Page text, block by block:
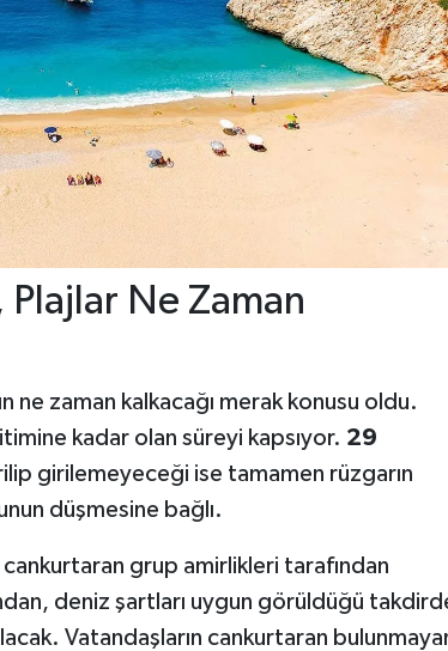
Plajlar Ne Zaman
ne zaman kalkacağı merak konusu oldu.
kadar olan süreyi kapsıyor. 29
girilemeyeceği ise tamamen rüzgarın
düşmesine bağlı.
cankurtaran grup amirlikleri tarafından
deniz şartları uygun görüldüğü
Vatandaşların cankurtaran